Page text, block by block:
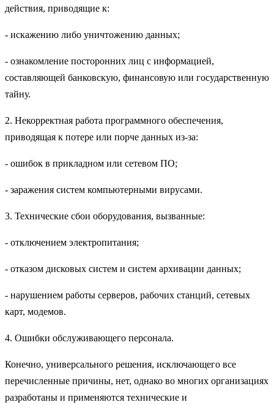
действия, приводящие к:
- искажению либо уничтожению данных;
- ознакомление посторонних лиц с информацией,
составляющей банковскую, финансовую или государственную
тайну.
2. Некорректная работа программного обеспечения,
приводящая к потере или порче данных из-за:
- ошибок в прикладном или сетевом ПО;
- заражения систем компьютерными вирусами.
3. Технические сбои оборудования, вызванные:
- отключением электропитания;
- отказом дисковых систем и систем архивации данных;
- нарушением работы серверов, рабочих станций, сетевых
карт, модемов.
4. Ошибки обслуживающего персонала.
Конечно, универсального решения, исключающего все
перечисленные причины, нет, однако во многих организациях
разработаны и применяются технические и